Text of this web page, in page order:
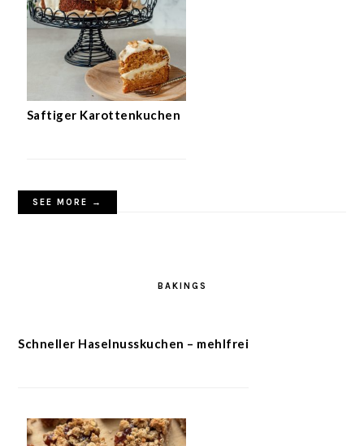
Saftiger Karottenkuchen
SEE MORE →
BAKINGS
Schneller Haselnusskuchen – mehlfrei